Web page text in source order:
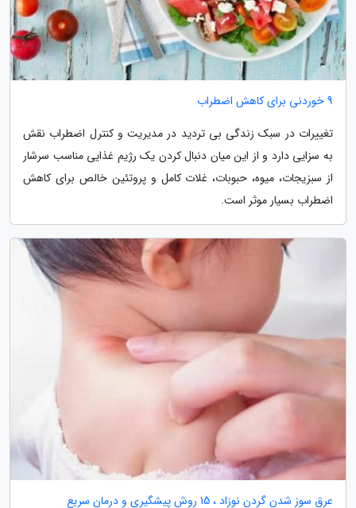
9 خوردنی برای کاهش اضطراب
تغییرات در سبک زندگی بی تردید در مدیریت و کنترل اضطراب نقش
به سزایی دارد و از این میان دنبال کردن یک رژیم غذایی مناسب سرشار
از سبزیجات، میوه، حبوبات، غلات کامل و پروتئین خالص برای کاهش
اضطراب بسیار موثر است.
عرق سوز شدن گردن نوزاد ، 15 روش پیشگیری و درمان سریع